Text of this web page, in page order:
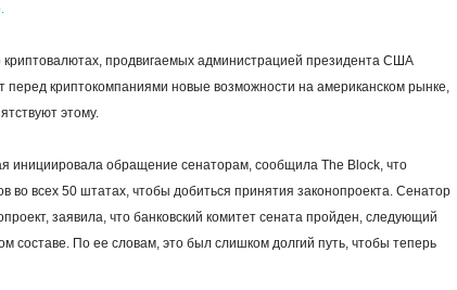
криптовалютах, продвигаемых администрацией президента США
перед криптокомпаниями новые возможности на американском рынке,
этому.
инициировала обращение сенаторам, сообщила The Block, что
во всех 50 штатах, чтобы добиться принятия законопроекта. Сенатор
заявила, что банковский комитет сената пройден, следующий
составе. По ее словам, это был слишком долгий путь, чтобы теперь